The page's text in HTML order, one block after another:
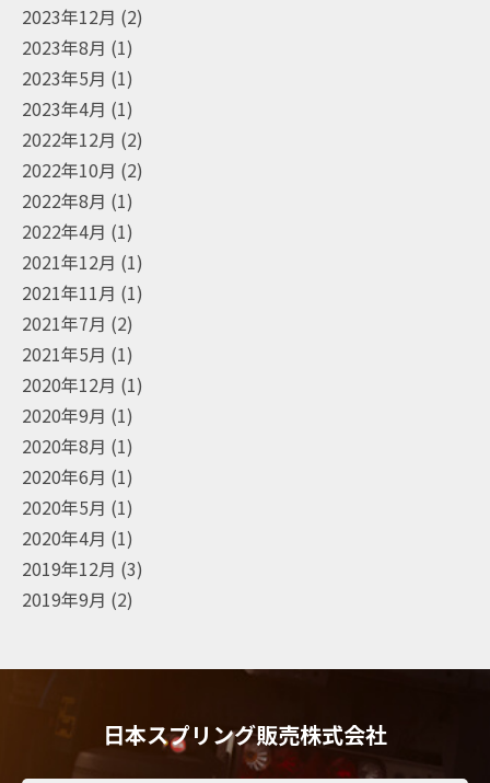
2023年12月 (2)
2023年8月 (1)
2023年5月 (1)
2023年4月 (1)
2022年12月 (2)
2022年10月 (2)
2022年8月 (1)
2022年4月 (1)
2021年12月 (1)
2021年11月 (1)
2021年7月 (2)
2021年5月 (1)
2020年12月 (1)
2020年9月 (1)
2020年8月 (1)
2020年6月 (1)
2020年5月 (1)
2020年4月 (1)
2019年12月 (3)
2019年9月 (2)
日本スプリング販売株式会社